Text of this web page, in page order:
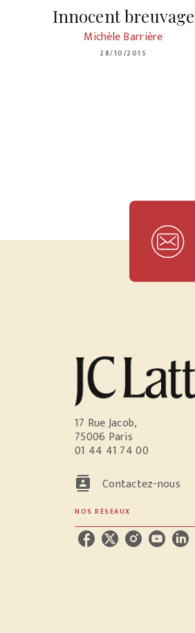
Innocent breuvage
Michèle Barrière
28/10/2015
17 Rue Jacob,
75006 Paris
01 44 41 74 00
contacts Contactez-nous
NOS RÉSEAUX